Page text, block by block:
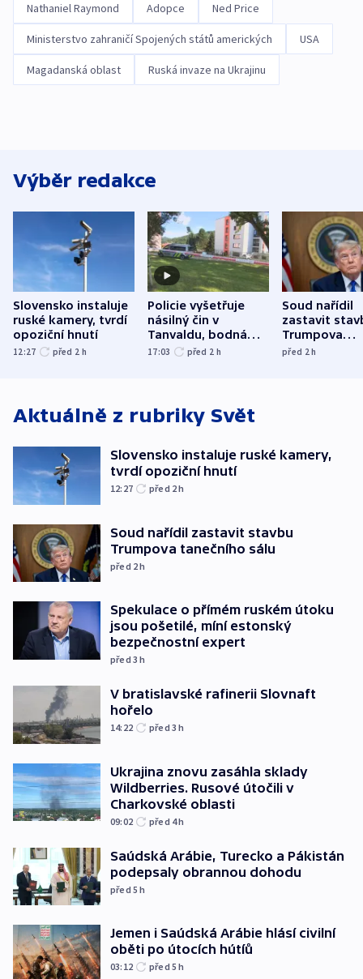
Nathaniel Raymond Adopce Ned Price
Ministerstvo zahraničí Spojených států amerických USA
Magadanská oblast Ruská invaze na Ukrajinu
Výběr redakce
Slovensko instaluje
ruské kamery, tvrdí
opoziční hnutí
12:27 před 2 h
Policie vyšetřuje
násilný čin v
Tanvaldu, bodná
zranění při něm
17:03 před 2 h
Soud nařídil
zastavit
Trumpova
tanečního
před 2h
Aktuálně z rubriky Svět
Slovensko instaluje ruské kamery,
tvrdí opoziční hnutí
12:27 před 2h
Soud nařídil zastavit stavbu
Trumpova tanečního sálu
před 2h
Spekulace o přímém ruském útoku
jsou pošetilé, míní estonský
bezpečnostní expert
před 3h
V bratislavské rafinerii Slovnaft
hořelo
14:22 před 3h
Ukrajina znovu zasáhla sklady
Wildberries. Rusové útočili v
Charkovské oblasti
09:02 před 4h
Saúdská Arábie, Turecko a Pákistán
podepsaly obrannou dohodu
před 5h
Jemen i Saúdská Arábie hlásí civilní
oběti po útocích hútíů
03:12 před 5h